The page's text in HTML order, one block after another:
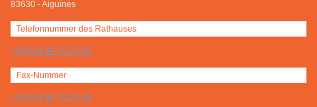
83630 -Aiguines
Telefonnummer des Rathauses
+(33) 04 94 70 21 93
Fax-Nummer
+(33) 04 94 70 20 39